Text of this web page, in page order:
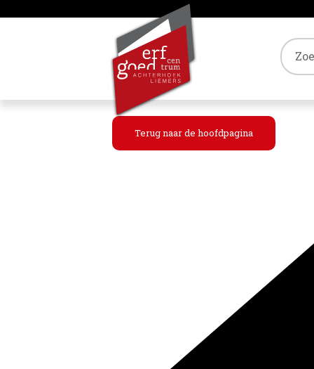
Terug naar de hoofdpagina